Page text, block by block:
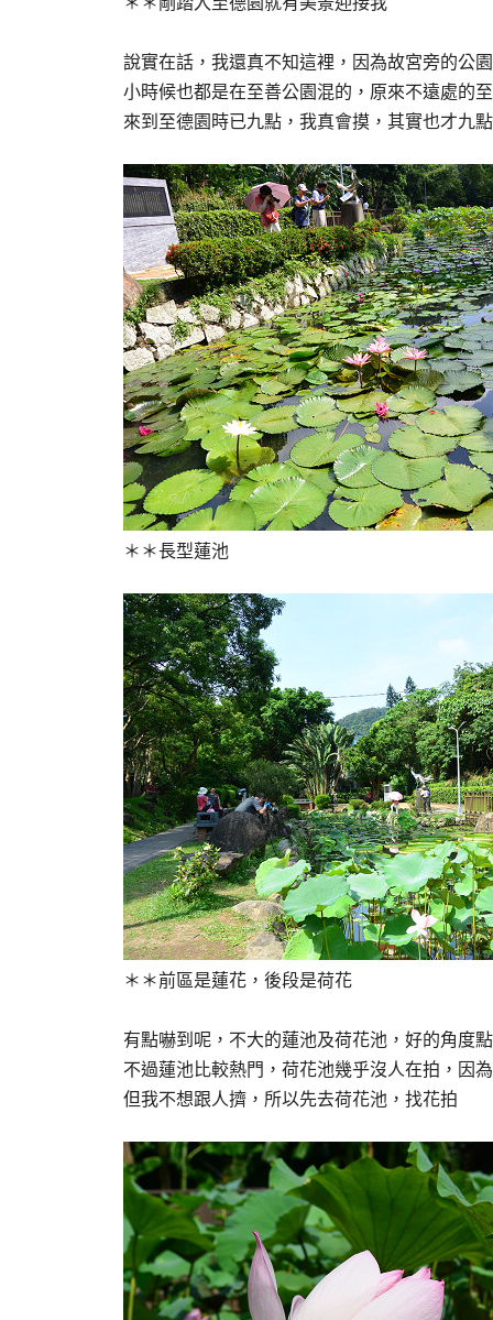
說實在話，我還真不知這裡，因為故宮旁的公
小時候也都是在至善公園混的，原來不遠處的
來到至德園時已九點，我真會摸，其實也才九
＊＊長型蓮池
＊＊前區是蓮花，後段是荷花
有點嚇到呢，不大的蓮池及荷花池，好的角度
不過蓮池比較熱門，荷花池幾乎沒人在拍，因
但我不想跟人擠，所以先去荷花池，找花拍